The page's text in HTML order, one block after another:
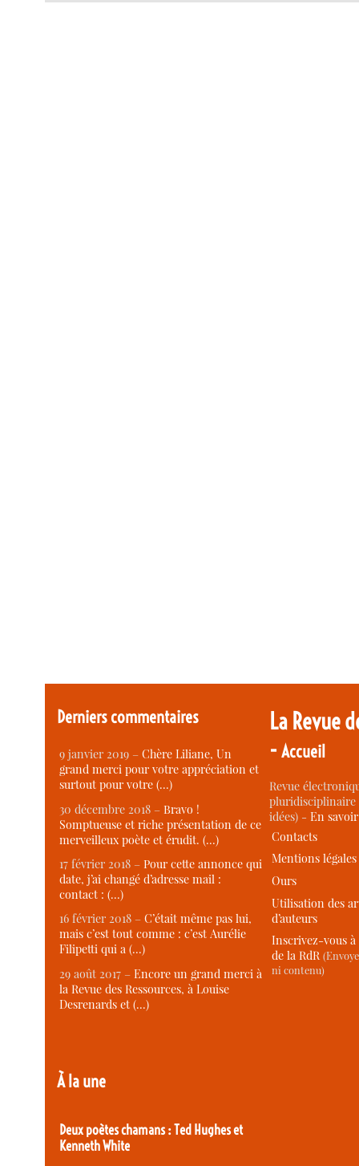
Derniers commentaires
9 janvier 2019 –Chère Liliane, Un
grand merci pour votre appréciation et
surtout pour votre (…)
30 décembre 2018 –Bravo !
Somptueuse et riche présentation de ce
merveilleux poète et érudit. (…)
17 février 2018 –Pour cette annonce qui
date, j’ai changé d’adresse mail :
contact : (…)
16 février 2018 –C’était même pas lui,
mais c’est tout comme : c’est Aurélie
Filipetti qui a (…)
29 août 2017 –Encore un grand merci à
la Revue des Ressources, à Louise
Desrenards et (…)
À la une
Deux poètes chamans : Ted Hughes et
Kenneth White
La Revue
-Accueil
Revue
idées) -En
Contacts
Mentions légales
Ours
Utilisation des
d’auteurs
Inscrivez-vous
de la RdR
ni contenu)